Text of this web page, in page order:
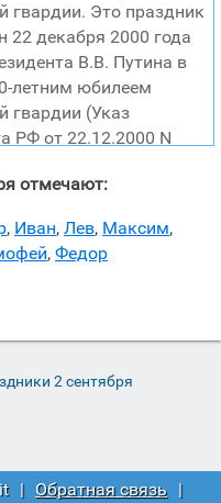
городе имелись
которой была
определен
подразделений
спокойствия и порядка
гвардии. Это праздник
22 декабря 2000 года
В.В. Путина в
летним юбилеем
гвардии (Указ
РФ от 22.12.2000 N
учреждена в
полков. В 1918 году
в годы Великой
под Смоленском в
гвардейских. Звание
отмечают:
, Иван, Лев, Максим,
, Федор
2 сентября
| Обратная связь |